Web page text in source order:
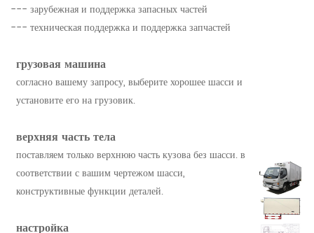
--- зарубежная и поддержка запасных частей
--- техническая поддержка и поддержка запчастей
грузовая машина
согласно вашему запросу, выберите хорошее шасси и
установите его на грузовик.
верхняя часть тела
поставляем только верхнюю часть кузова без шасси. в
соответствии с вашим чертежом шасси,
конструктивные функции деталей.
настройка